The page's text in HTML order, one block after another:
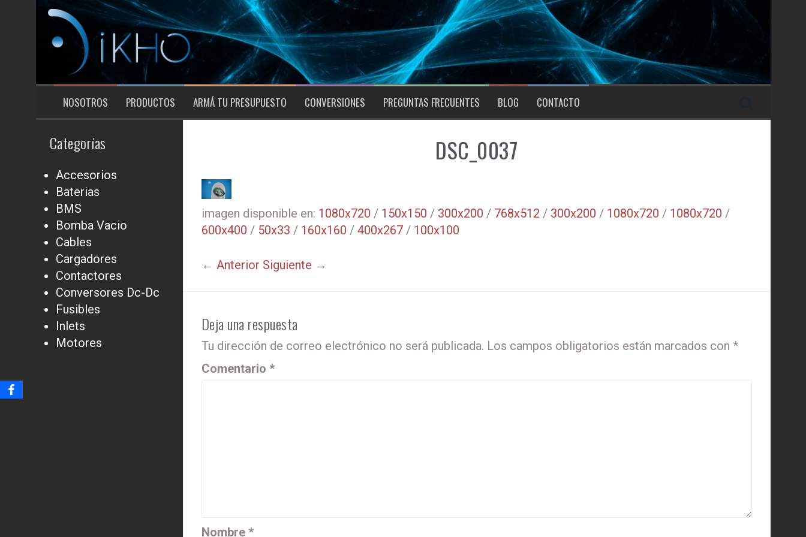
contenido
NOSOTROS PRODUCTOS ARMÁ TU PRESUPUESTO CONVERSIONES PREGUNTAS FRECUENTES BLOG CONTACTO
DSC_0037
imagen disponible en: 1080x720 / 150x150 / 300x200 / 768x512 / 300x200 / 1080x720 / 1080x720 /
600x400 / 50x33 / 160x160 / 400x267/ 100x100
← Anterior Siguiente →
Deja una respuesta
Tu dirección de correo electrónico no será publicada. Los campos obligatorios están marcados con *
Comentario *
Nombre *
Categorías
Accesorios
Baterias
BMS
Bomba Vacio
Cables
Cargadores
Contactores
Conversores Dc-Dc
Fusibles
Inlets
Motores